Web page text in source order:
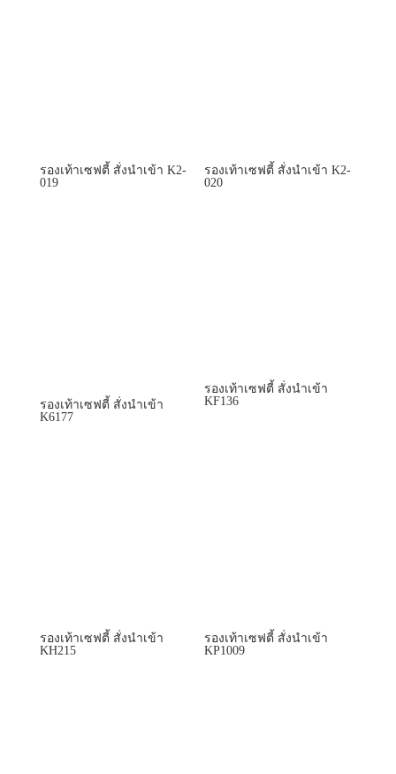
รองเท้าเซฟตี้ สั่งนำเข้า K2-
019
รองเท้าเซฟตี้ สั่งนำเข้า K2-
020
รองเท้าเซฟตี้ สั่งนำเข้า
K6177
รองเท้าเซฟตี้ สั่งนำเข้า
KF136
รองเท้าเซฟตี้ สั่งนำเข้า
KH215
รองเท้าเซฟตี้ สั่งนำเข้า
KP1009